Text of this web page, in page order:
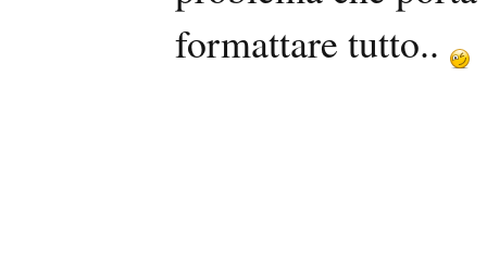
formattare tutto..